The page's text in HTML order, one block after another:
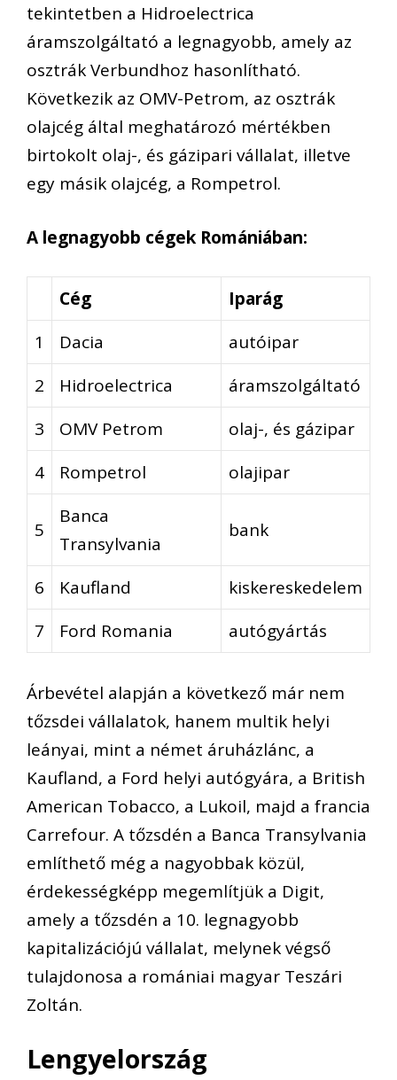
tekintetben a Hidroelectrica
áramszolgáltató a legnagyobb, amely az
osztrák Verbundhoz hasonlítható.
Következik az OMV-Petrom, az osztrák
olajcég által meghatározó mértékben
birtokolt olaj-, és gázipari vállalat, illetve
egy másik olajcég, a Rompetrol.
A legnagyobb cégek Romániában:
Cég
Iparág
1
Dacia
autóipar
2
Hidroelectrica
áramszolgáltató
3
OMV Petrom
olaj-, és gázipar
4
Rompetrol olajipar
5
Banca
Transylvania
bank
6 Kaufland
kiskereskedelem
7
Ford Romania autógyártás
Árbevétel alapján a következő már nem
tőzsdei vállalatok, hanem multik helyi
leányai, mint a német áruházlánc, a
Kaufland, a Ford helyi autógyára, a British
American Tobacco, a Lukoil, majd a francia
Carrefour. A tőzsdén a Banca Transylvania
említhető még a nagyobbak közül,
érdekességképp megemlítjük a Digit,
amely a tőzsdén a 10. legnagyobb
kapitalizációjú vállalat, melynek végső
tulajdonosa a romániai magyar Teszári
Zoltán.
Lengyelország